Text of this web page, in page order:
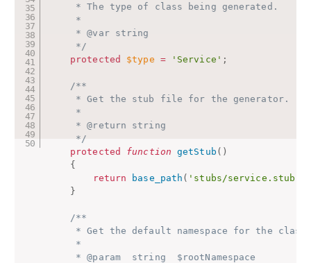
     * The type of class being generated.
     *
     * @var string
     */
protected
$type = 'Service' ;
/**
     * Get the stub file for the generator.
     *
     * @return string
     */
protected
function getStub ( )
{
return
base_path ( 'stubs/service.stub'
}
/**
* Get the default namespace for the
     *
     * @param  string  $rootNamespace